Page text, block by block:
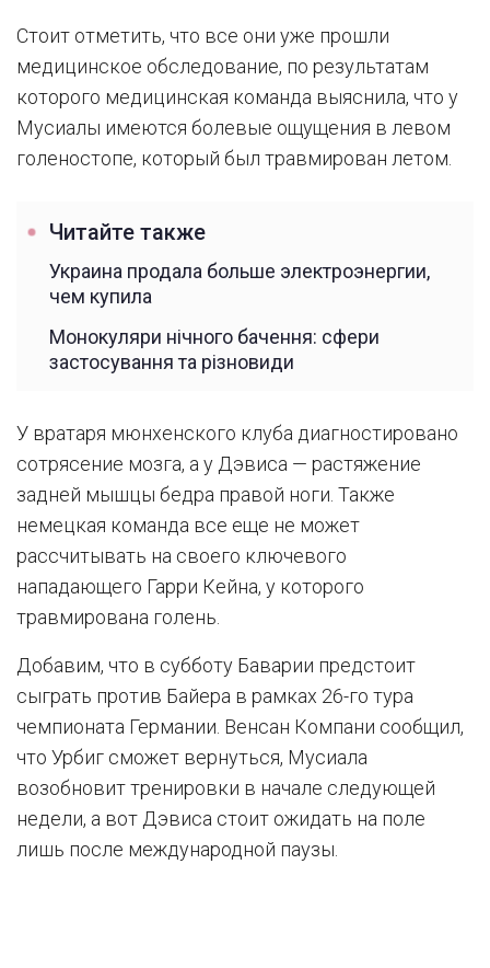
Стоит отметить, что все они уже прошли
медицинское обследование, по результатам
которого медицинская команда выяснила, что у
Мусиалы имеются болевые ощущения в левом
голеностопе, который был травмирован летом.
Читайте также
Украина продала больше электроэнергии,
чем купила
Монокуляри нічного бачення: сфери
застосування та різновиди
У вратаря мюнхенского клуба диагностировано
сотрясение мозга, а у Дэвиса — растяжение
задней мышцы бедра правой ноги. Также
немецкая команда все еще не может
рассчитывать на своего ключевого
нападающего Гарри Кейна, у которого
травмирована голень.
Добавим, что в субботу Баварии предстоит
сыграть против Байера в рамках 26-го тура
чемпионата Германии. Венсан Компани сообщил,
что Урбиг сможет вернуться, Мусиала
возобновит тренировки в начале следующей
недели, а вот Дэвиса стоит ожидать на поле
лишь после международной паузы.